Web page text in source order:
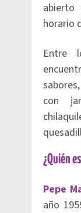
horario
Entre
con
¿Quién
Pepe
año